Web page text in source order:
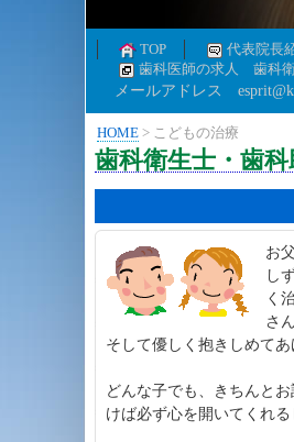
TOP 代表院長
歯科医師の求人 歯科
メールアドレス
HOME> こどもの治療
歯科衛生士・歯
お
し
く
さ
そして優しく抱きしめてあ
どんな子でも、きちんと
けば必ず心を開いてくれ